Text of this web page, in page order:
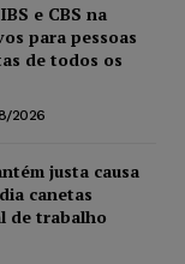
e CBS na
para pessoas
de todos os
2026
justa causa
canetas
de trabalho